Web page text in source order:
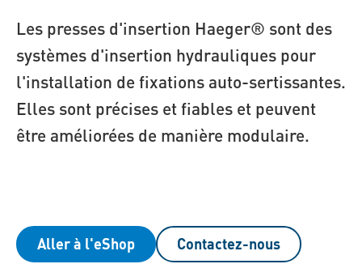
Les presses d'insertion Haeger® sont des
systèmes d'insertion hydrauliques pour
l'installation de fixations auto-sertissantes.
Elles sont précises et fiables et peuvent
être améliorées de manière modulaire.
Aller à l'eShop Contactez-nous